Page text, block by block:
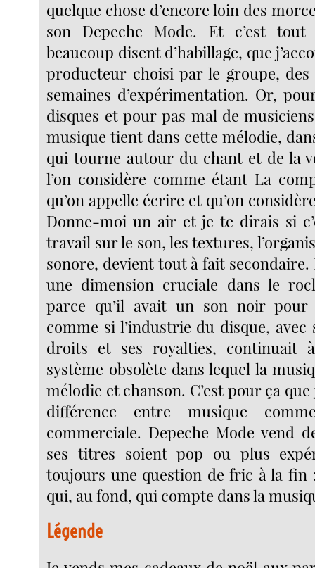
quelque chose d’encore loin des
son Depeche Mode. Et c’est
beaucoup disent d’habillage, que
producteur choisi par le groupe, des
semaines d’expérimentation. Or,
disques et pour pas mal de
musique tient dans cette mélodie,
qui tourne autour du chant et de la
l’on considère comme étant La
qu’on appelle écrire et qu’on
Donne-moi un air et je te dirais si
travail sur le son, les textures,
sonore, devient tout à fait secondaire.
une dimension cruciale dans le
parce qu’il avait un son noir pour
comme si l’industrie du disque, avec
droits et ses royalties, continuait
système obsolète dans lequel la
mélodie et chanson. C’est pour ça
différence entre musique
commerciale. Depeche Mode vend
ses titres soient pop ou plus
toujours une question de fric à la fin :
qui, au fond, qui compte dans la
Légende